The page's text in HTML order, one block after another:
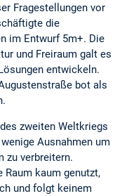
Fragestellungen vor
die
im Entwurf 5m+. Die
und Freiraum galt es
entwickeln.
bot als
zweiten Weltkriegs
Ausnahmen um
zu verbreitern.
Raum kaum genutzt,
und folgt keinem